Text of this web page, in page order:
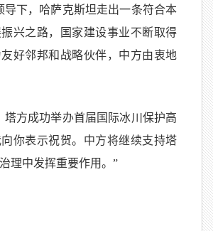
导下，哈萨克斯坦走出一条符合本
兴之路，国家建设事业不断取得
好邻邦和战略伙伴，中方由衷地
塔方成功举办首届国际冰川保护高
你表示祝贺。中方将继续支持塔
理中发挥重要作用。”